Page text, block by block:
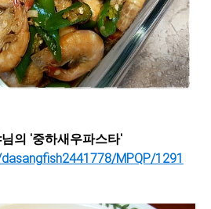
의 '중하새우파스타'
MPQP/1291